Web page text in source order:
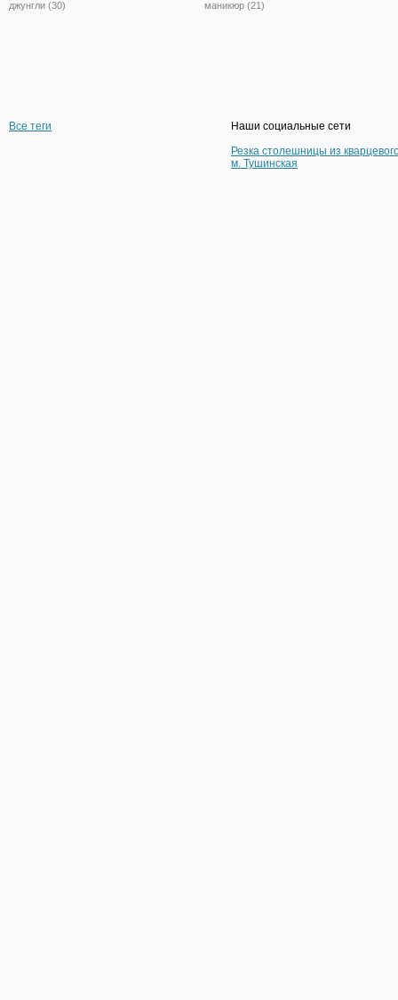
джунгли (30) маникюр (21)
Все теги
Наши социальные сети
Резка столешницы из
м. Тушинская